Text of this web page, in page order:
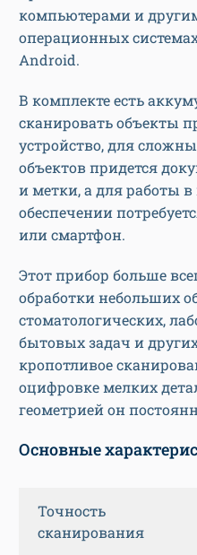
компьютерами и
операционных
Android.
В комплекте есть
сканировать объекты
устройство, для
объектов придется
и метки, а для работы
обеспечении
или смартфон.
Этот прибор больше
обработки небольших
стоматологических,
бытовых задач и
кропотливое
оцифровке мелких
геометрией он
Основные
Точность
сканирования